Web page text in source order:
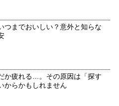
つまでおいしい？意外と知らな
か疲れる…。その原因は「探す
からかもしれません